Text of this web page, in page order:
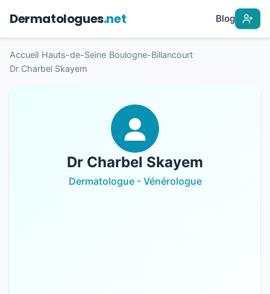
Dermatologues.net Blog
Accueil Hauts-de-Seine Boulogne-Billancourt
Dr Charbel Skayem
Dr Charbel Skayem
Dermatologue - Vénérologue